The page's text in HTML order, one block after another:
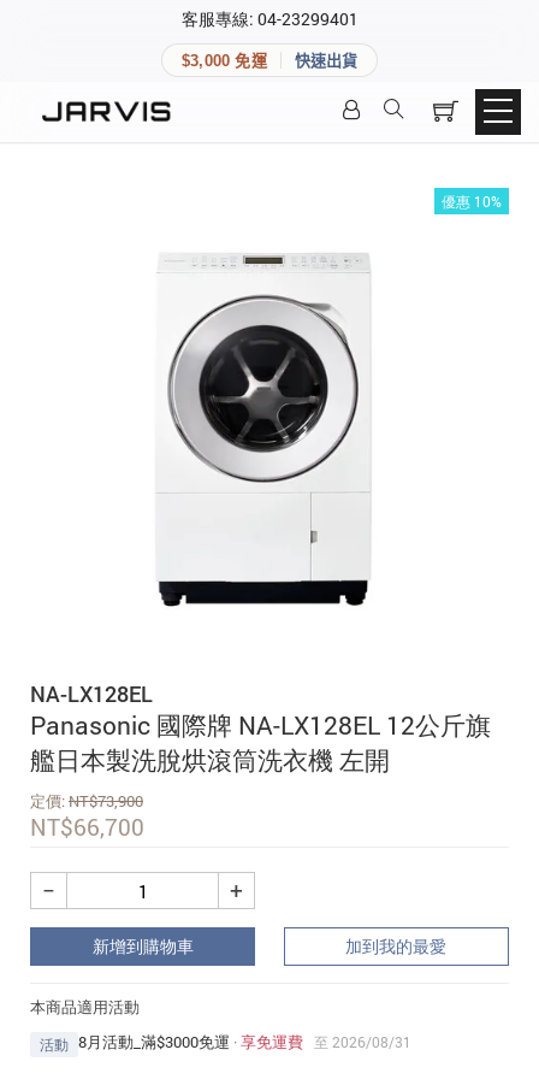
客服專線: 04-23299401
$3,000 免運 快速出貨
優惠 10%
NA-LX128EL
Panasonic 國際牌 NA-LX128EL 12公斤旗
艦日本製洗脫烘滾筒洗衣機 左開
定價:NT$73,900
NT$66,700
+
−
新增到購物車 加到我的最愛
本商品適用活動
活動 8月活動_滿$3000免運 ·享免運費 至 2026/08/31
快速連結
精品家電
登入後可查看訂單、會員資料與收藏清單。
登入會員
建立新帳號
加入 JARVIS VIP